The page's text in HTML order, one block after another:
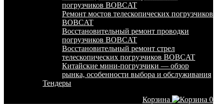
погрузчиков BOBCAT
Ремонт мостов телескопических погрузчиков
BOBCAT
Восстановительный ремонт проводки
погрузчиков BOBCAT
Восстановительный ремонт стрел
телескопических погрузчиков BOBCAT
Китайские мини-погрузчики — обзор
рынка, особенности выбора и обслуживания
Тендеры
Корзина
0